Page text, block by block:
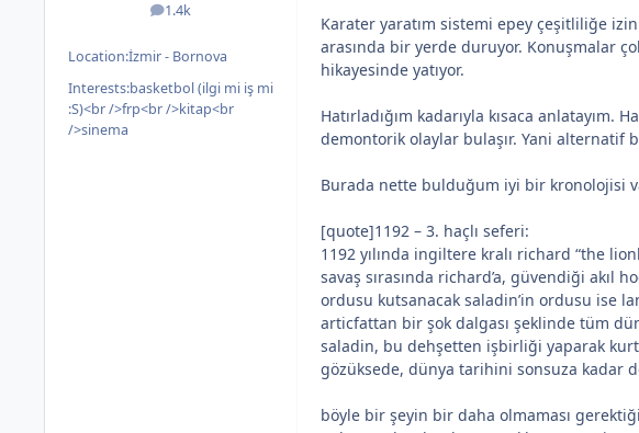
1.4k
posts
Location:İzmir - Bornova
Interests:basketbol (ilgi mi iş mi
:S)<br />frp<br />kitap<br
/>sinema
Karater yaratım sistemi epey çeşitliliğe
arasında bir yerde duruyor. Konuşmalar
hikayesinde yatıyor.
Hatırladığım kadarıyla kısaca
demontorik olaylar bulaşır. Yani alternatif
Burada nette bulduğum iyi bir kronolojisi
[quote]1192 – 3. haçlı seferi:
1192 yılında ingiltere kralı richard “the
savaş sırasında richard’a, güvendiği akıl
ordusu kutsanacak saladin’in ordusu ise
articfattan bir şok dalgası şeklinde tüm
saladin, bu dehşetten işbirliği yaparak
gözüksede, dünya tarihini sonsuza kadar
böyle bir şeyin bir daha olmaması